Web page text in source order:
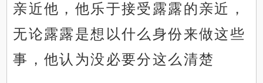
亲近他，他乐于接受露露的亲近，
无论露露是想以什么身份来做这些
事，他认为没必要分这么清楚